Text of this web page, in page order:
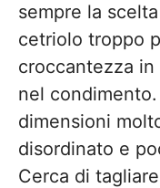
sempre la
cetriolo troppo
croccantezza
nel
dimensioni
disordinato e
Cerca di